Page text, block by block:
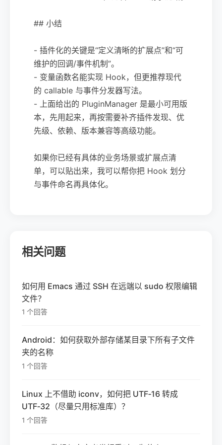
## 小结
- 插件化的关键是“定义清晰的扩展点”和“可
维护的回调/事件机制”。
- 变量函数名能实现 Hook，但更推荐现代
的 callable 与事件分发器写法。
- 上面给出的 PluginManager 是最小可用版
本，先用起来，再按需要补齐插件发现、优
先级、依赖、版本兼容等高级功能。
如果你已经有具体的业务场景或扩展点清
单，可以贴出来，我可以帮你把 Hook 划分
与事件命名再具体化。
相关问题
如何用 Emacs 通过 SSH 在远端以 sudo 权限编辑
文件？
1 个回答
Android：如何获取外部存储某目录下所有子文件
夹的名称
1 个回答
Linux 上不借助 iconv，如何把 UTF‑16 转成
UTF‑32（尽量只用标准库）？
1 个回答